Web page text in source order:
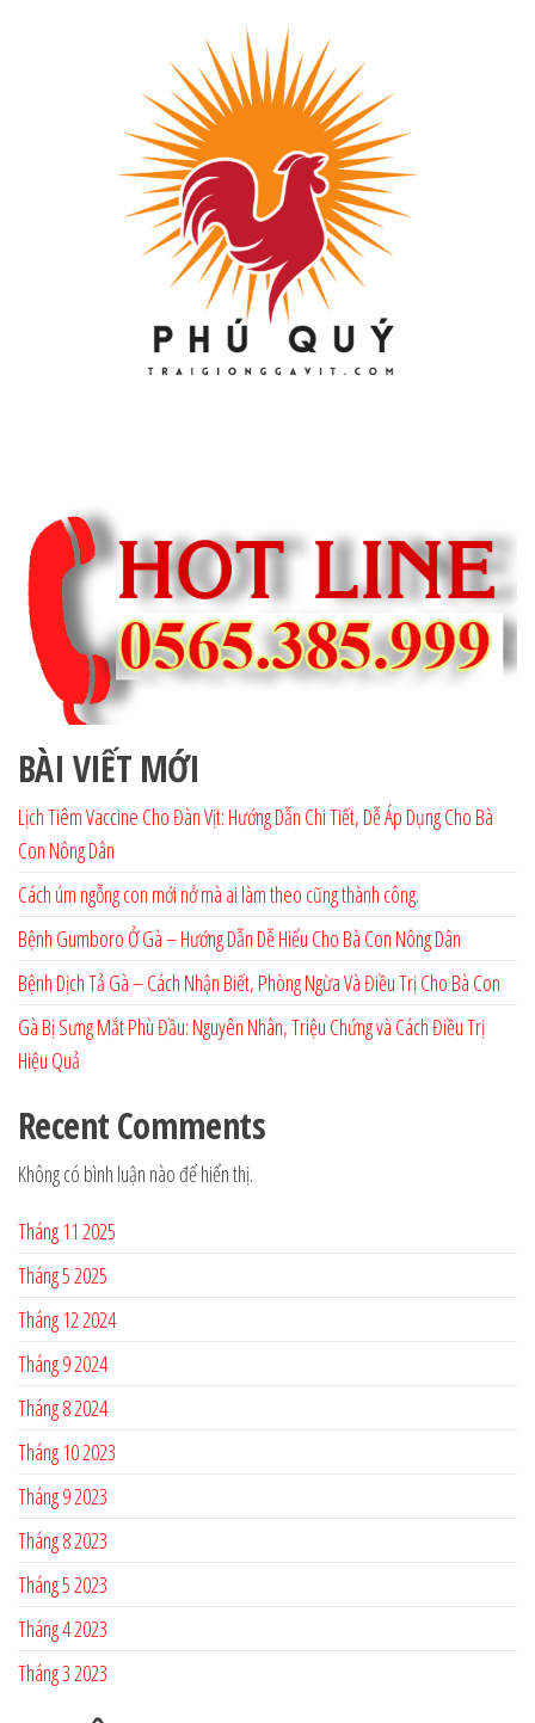
BÀI VIẾT MỚI
Lịch Tiêm Vaccine Cho Đàn Vịt: Hướng Dẫn Chi Tiết, Dễ Áp Dụng Cho Bà
Con Nông Dân
Cách úm ngỗng con mới nở mà ai làm theo cũng thành công.
Bệnh Gumboro Ở Gà – Hướng Dẫn Dễ Hiểu Cho Bà Con Nông Dân
Bệnh Dịch Tả Gà – Cách Nhận Biết, Phòng Ngừa Và Điều Trị Cho Bà Con
Gà Bị Sưng Mắt Phù Đầu: Nguyên Nhân, Triệu Chứng và Cách Điều Trị
Hiệu Quả
Recent Comments
Không có bình luận nào để hiển thị.
Tháng 11 2025
Tháng 5 2025
Tháng 12 2024
Tháng 9 2024
Tháng 8 2024
Tháng 10 2023
Tháng 9 2023
Tháng 8 2023
Tháng 5 2023
Tháng 4 2023
Tháng 3 2023